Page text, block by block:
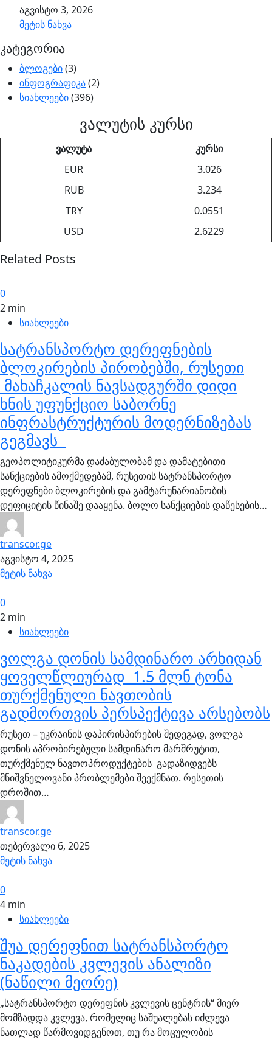
აგვისტო 3, 2026
მეტის ნახვა
კატეგორია
ბლოგები(3)
ინფოგრაფიკა(2)
სიახლეები(396)
ვალუტის კურსი
ვალუტა
კურსი
EUR
3.026
RUB
3.234
TRY
0.0551
USD
2.6229
Related Posts
0
2 min
სიახლეები
სატრანსპორტო დერეფნების
ბლოკირების პირობებში, რუსეთი
მახაჩკალის ნავსადგურში დიდი
ხნის უფუნქციო საბორნე
ინფრასტრუქტურის მოდერნიზებას
გეგმავს
გეოპოლიტიკურმა დაძაბულობამ და დამატებითი
სანქციების ამოქმედებამ, რუსეთის სატრანსპორტო
დერეფნები ბლოკირების და გამტარუნარიანობის
დეფიციტის წინაშე დააყენა. ბოლო სანქციების დაწესების…
transcor.ge
აგვისტო 4, 2025
მეტის ნახვა
0
2 min
სიახლეები
ვოლგა დონის სამდინარო არხიდან
ყოველწლიურად 1.5 მლნ ტონა
თურქმენული ნავთობის
გადმორთვის პერსპექტივა არსებობს
რუსეთ – უკრაინის დაპირისპირების შედეგად, ვოლგა
დონის აპრობირებული სამდინარო მარშრუტით,
თურქმენულ ნავთოპროდუქტების გადაზიდვებს
მნიშვნელოვანი პრობლემები შეექმნათ. რესეთის
დროშით…
transcor.ge
თებერვალი 6, 2025
მეტის ნახვა
0
4 min
სიახლეები
შუა დერეფნით სატრანსპორტო
ნაკადების კვლევის ანალიზი
(ნაწილი მეორე)
„სატრანსპორტო დერეფნის კვლევის ცენტრის“ მიერ
მომზადდა კვლევა, რომელიც საშუალებას იძლევა
ნათლად წარმოვიდგენოთ, თუ რა მოცულობის